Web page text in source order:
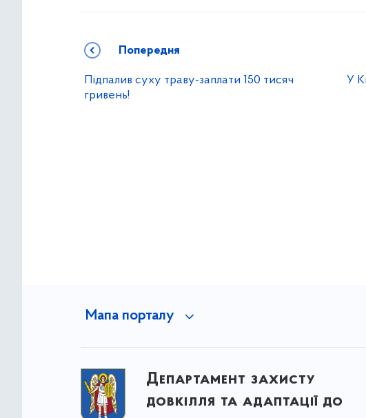
Попередня
Підпалив суху траву-заплати 150 тисяч
гривень!
У
Мапа порталу
Департамент захисту
довкілля та адаптації до